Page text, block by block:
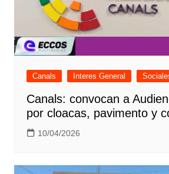
Canals Interes General
Canals: convocan a
por cloacas, pavimento y
10/04/2026